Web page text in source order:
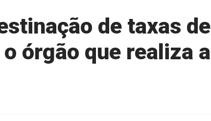
de taxas de
órgão que realiza a